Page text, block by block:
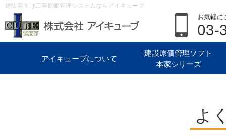
建設業向け工事原価管理システムならアイキューブ
お気軽に
03-
アイキューブについて
建設原価管理ソフト
本家シリーズ
よ